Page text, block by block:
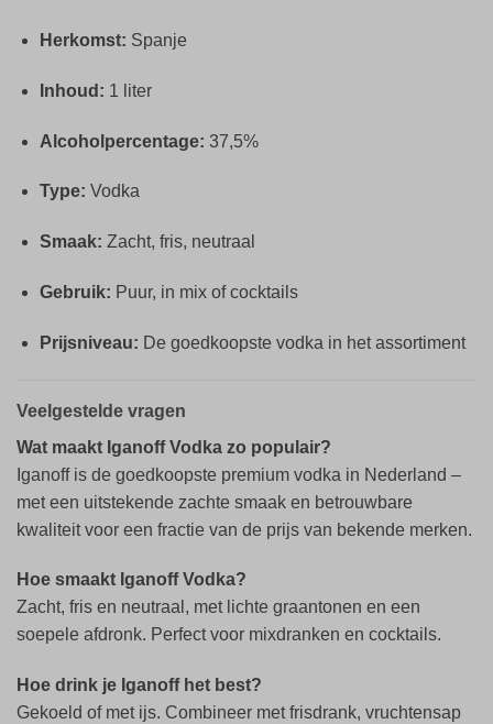
Herkomst: Spanje
Inhoud: 1 liter
Alcoholpercentage: 37,5%
Type: Vodka
Smaak: Zacht, fris, neutraal
Gebruik: Puur, in mix of cocktails
Prijsniveau: De goedkoopste vodka in het assortiment
Veelgestelde vragen
Wat maakt Iganoff Vodka zo populair?
Iganoff is de goedkoopste premium vodka in Nederland –
met een uitstekende zachte smaak en betrouwbare
kwaliteit voor een fractie van de prijs van bekende merken.
Hoe smaakt Iganoff Vodka?
Zacht, fris en neutraal, met lichte graantonen en een
soepele afdronk. Perfect voor mixdranken en cocktails.
Hoe drink je Iganoff het best?
Gekoeld of met ijs. Combineer met frisdrank, vruchtensap